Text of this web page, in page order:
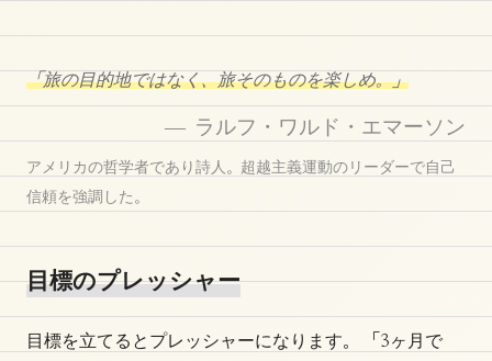
「旅の目的地ではなく、旅そのものを楽しめ。」
— ラルフ・ワルド・エマーソン
アメリカの哲学者であり詩人。超越主義運動のリーダーで自己
信頼を強調した。
目標のプレッシャー
目標を立てるとプレッシャーになります。 「3ヶ月で